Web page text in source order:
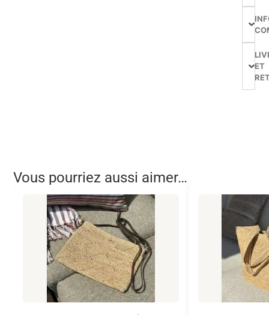
ET
Vous pourriez aussi aimer…